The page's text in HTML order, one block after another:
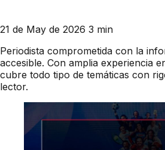
21 de May de 2026 3 min
Periodista comprometida con la
accesible. Con amplia experiencia
cubre todo tipo de temáticas con
lector.